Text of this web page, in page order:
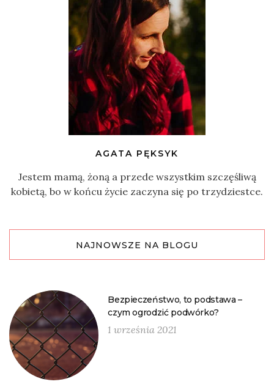
AGATA PĘKSYK
Jestem mamą, żoną a przede wszystkim szczęśliwą
kobietą, bo w końcu życie zaczyna się po trzydziestce.
NAJNOWSZE NA BLOGU
Bezpieczeństwo, to podstawa –
czym ogrodzić podwórko?
1 września 2021